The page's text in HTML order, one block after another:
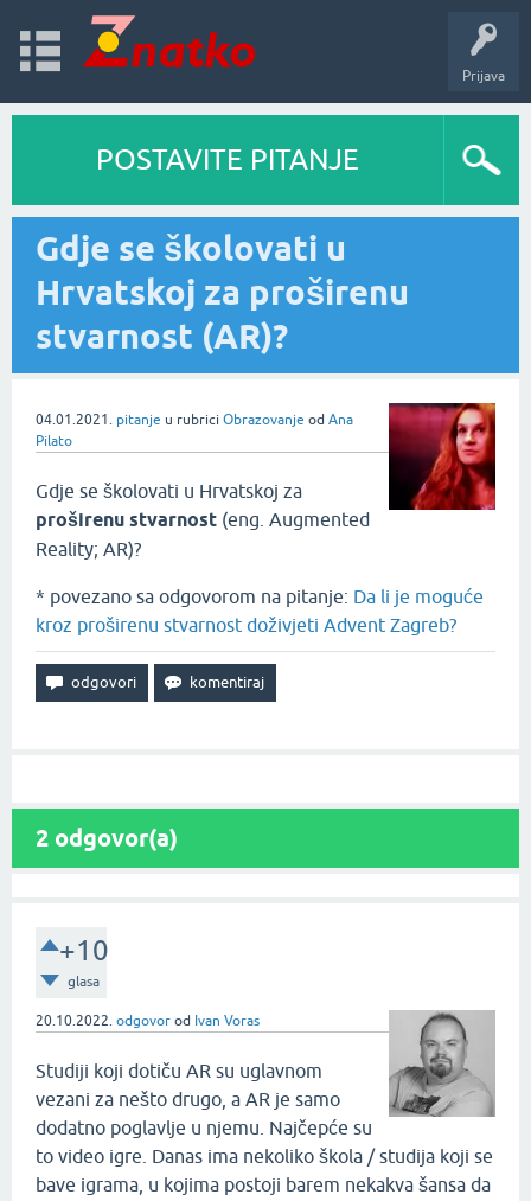
Prijava
POSTAVITE PITANJE
Gdje se školovati u
Hrvatskoj za proširenu
stvarnost (AR)?
04.01.2021. pitanje u rubrici Obrazovanje od Ana
Pilato
Gdje se školovati u Hrvatskoj za
proširenu stvarnost (eng. Augmented
Reality; AR)?
* povezano sa odgovorom na pitanje: Da li je moguće
kroz proširenu stvarnost doživjeti Advent Zagreb?
2 odgovor(a)
+10
glasa
20.10.2022. odgovor od Ivan Voras
Studiji koji dotiču AR su uglavnom
vezani za nešto drugo, a AR je samo
dodatno poglavlje u njemu. Najčepće su
to video igre. Danas ima nekoliko škola / studija koji se
bave igrama, u kojima postoji barem nekakva šansa da